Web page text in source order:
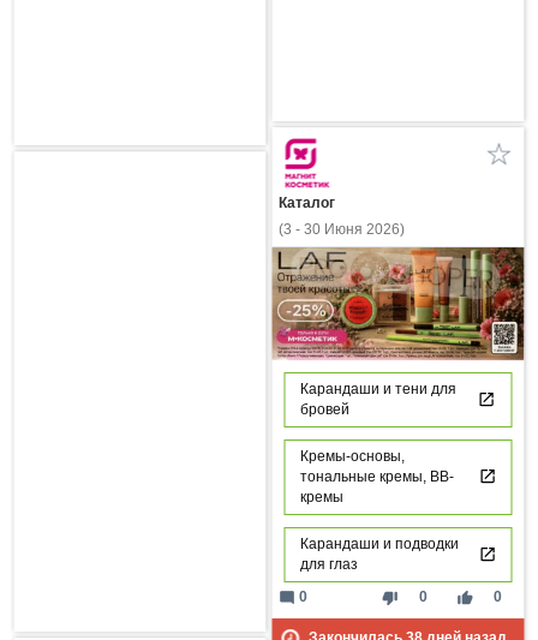
Каталог
(3 - 30 Июня 2026)
Карандаши и тени для
бровей
Кремы-основы,
тональные кремы, ВВ-
кремы
Карандаши и подводки
для глаз
thumb_down 0 thumb_up 0
mode_comment 0